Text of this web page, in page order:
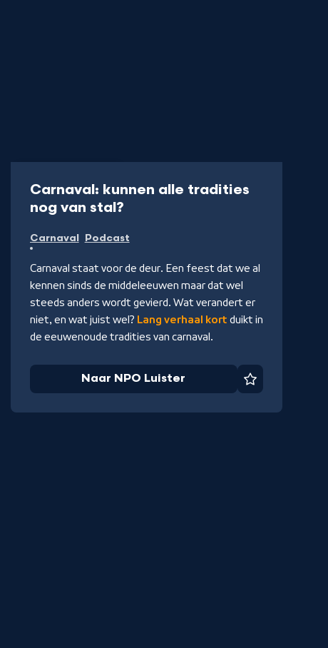
Carnaval: kunnen alle tradities
nog van stal?-
NPO
Luister
Carnaval Podcast
Carnaval staat voor de deur. Een feest dat we al
kennen sinds de middeleeuwen maar dat wel
steeds anders wordt gevierd. Wat verandert er
niet, en wat juist wel? Lang verhaal kort duikt in
de eeuwenoude tradities van carnaval.
Naar NPO Luister Favoriet